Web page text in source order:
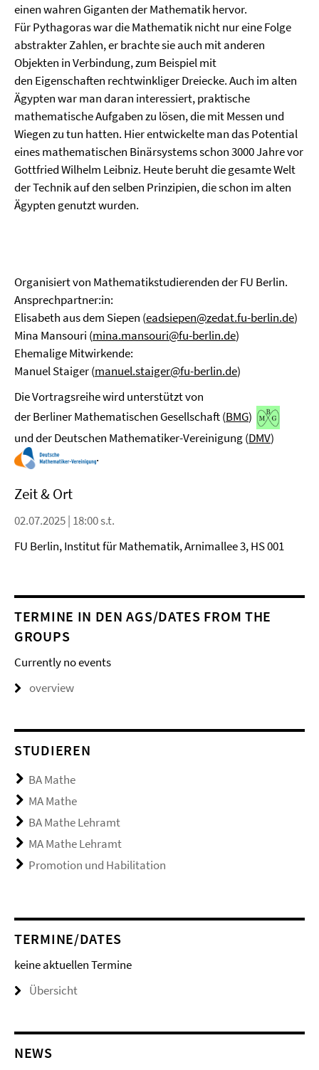
einen wahren Giganten der Mathematik hervor.
Für Pythagoras war die Mathematik nicht nur eine Folge
abstrakter Zahlen, er brachte sie auch mit anderen
Objekten in Verbindung, zum Beispiel mit
den Eigenschaften rechtwinkliger Dreiecke. Auch im alten
Ägypten war man daran interessiert, praktische
mathematische Aufgaben zu lösen, die mit Messen und
Wiegen zu tun hatten. Hier entwickelte man das Potential
eines mathematischen Binärsystems schon 3000 Jahre vor
Gottfried Wilhelm Leibniz. Heute beruht die gesamte Welt
der Technik auf den selben Prinzipien, die schon im alten
Ägypten genutzt wurden.
Organisiert von Mathematikstudierenden der FU Berlin.
Ansprechpartner:in:
Elisabeth aus dem Siepen (eadsiepen@zedat.fu-berlin.de)
Mina Mansouri (mina.mansouri@fu-berlin.de)
Ehemalige Mitwirkende:
Manuel Staiger (manuel.staiger@fu-berlin.de)
Die Vortragsreihe wird unterstützt von
der Berliner Mathematischen Gesellschaft (BMG)
und der Deutschen Mathematiker-Vereinigung (DMV)
.
Zeit & Ort
02.07.2025 | 18:00 s.t.
FU Berlin, Institut für Mathematik, Arnimallee 3, HS 001
TERMINE IN DEN AGS/DATES FROM THE
GROUPS
Currently no events
overview
STUDIEREN
BA Mathe
MA Mathe
BA Mathe Lehramt
MA Mathe Lehramt
Promotion und Habilitation
TERMINE/DATES
keine aktuellen Termine
Übersicht
NEWS